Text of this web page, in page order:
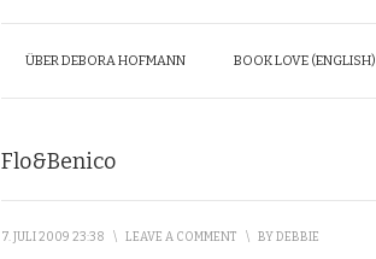
ÜBER DEBORA HOFMANN BOOK LOVE (ENGLISH)
Flo&Benico
7. JULI 2009 23:38 \ LEAVE A COMMENT \ BYDEBBIE